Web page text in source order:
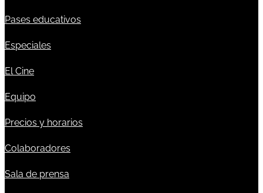
Pases educativos
Especiales
El Cine
Equipo
Precios y horarios
Colaboradores
Sala de prensa